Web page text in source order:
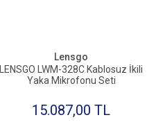
Lensgo
LENSGO LWM-328C Kablosuz İkili
Yaka Mikrofonu Seti
15.087,00 TL